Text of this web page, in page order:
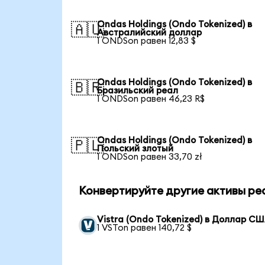
🇦🇺Ondas Holdings (Ondo Tokenized) в
Австралийский доллар
1 ONDSon равен 12,83 $
🇧🇷Ondas Holdings (Ondo Tokenized) в
Бразильский реал
1 ONDSon равен 46,23 R$
🇵🇱Ondas Holdings (Ondo Tokenized) в
Польский злотый
1 ONDSon равен 33,70 zł
Конвертируйте другие активы
Vistra (Ondo Tokenized) в Доллар
1 VSTon равен 140,72 $